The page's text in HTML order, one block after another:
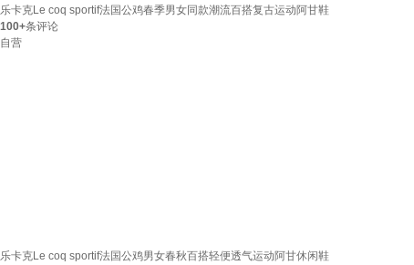
乐卡克Le coq sportif法国公鸡春季男女同款潮流百搭复古运动阿甘鞋
100+条评论
自营
乐卡克Le coq sportif法国公鸡男女春秋百搭轻便透气运动阿甘休闲鞋